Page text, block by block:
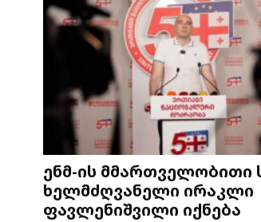
ენმ-ის მმართველობითი
ხელმძღვანელი ირაკლი
ფავლენიშვილი იქნება